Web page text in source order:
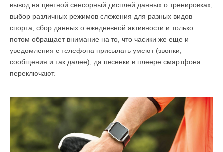
вывод на цветной сенсорный дисплей данных о тренировках,
выбор различных режимов слежения для разных видов
спорта, сбор данных о ежедневной активности и только
потом обращает внимание на то, что часики же еще и
уведомления с телефона присылать умеют (звонки,
сообщения и так далее), да песенки в плеере смартфона
переключают.